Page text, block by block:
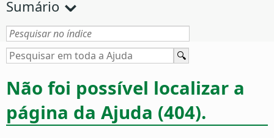
Sumário
Não foi possível localizar a
página da Ajuda (404).